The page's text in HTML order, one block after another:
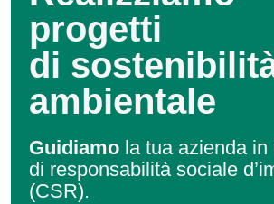
progetti
di
ambientale
Guidiamo la tua azienda
di responsabilità sociale
(CSR).